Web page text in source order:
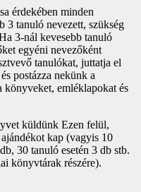
érdekében minden
3 tanuló nevezett, szükség
3-nál kevesebb tanuló
egyéni nevezőként
tanulókat, juttatja el
postázza nekünk a
könyveket, emléklapokat és
küldünk Ezen felül,
kap (vagyis 10
30 tanuló esetén 3 db stb.
könyvtárak részére).